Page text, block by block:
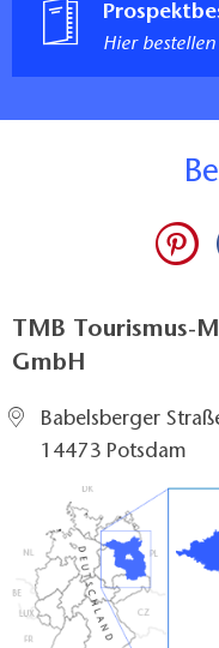
Hier
B
TMB Tourismus-
GmbH
Babelsberger
14473 Potsdam